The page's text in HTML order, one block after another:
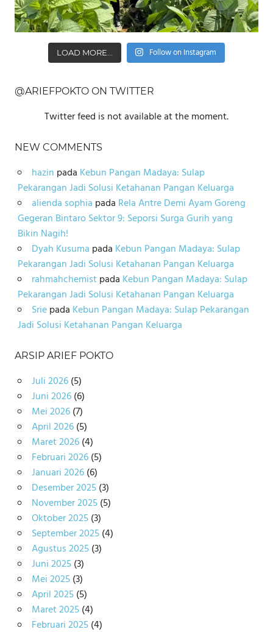
LOAD MORE... Follow on Instagram
@ARIEFPOKTO ON TWITTER
Twitter feed is not available at the moment.
NEW COMMENTS
hazin pada Kebun Pangan Madaya: Sulap
Pekarangan Jadi Solusi Ketahanan Pangan Keluarga
alienda sophia pada Rela Antre Demi Ayam Goreng
Gegeran Bintaro Sektor 9: Seporsi Surga Gurih yang
Bikin Nagih!
Dyah Kusuma pada Kebun Pangan Madaya: Sulap
Pekarangan Jadi Solusi Ketahanan Pangan Keluarga
rahmahchemistpada Kebun Pangan Madaya: Sulap
Pekarangan Jadi Solusi Ketahanan Pangan Keluarga
Sriepada Kebun Pangan Madaya: Sulap Pekarangan
Jadi Solusi Ketahanan Pangan Keluarga
ARSIP ARIEF POKTO
Juli 2026(5)
Juni 2026(6)
Mei 2026(7)
April 2026(5)
Maret 2026(4)
Februari 2026(5)
Januari 2026(6)
Desember 2025(3)
November 2025(5)
Oktober 2025(3)
September 2025(4)
Agustus 2025(3)
Juni 2025(3)
Mei 2025(3)
April 2025(5)
Maret 2025(4)
Februari 2025(4)